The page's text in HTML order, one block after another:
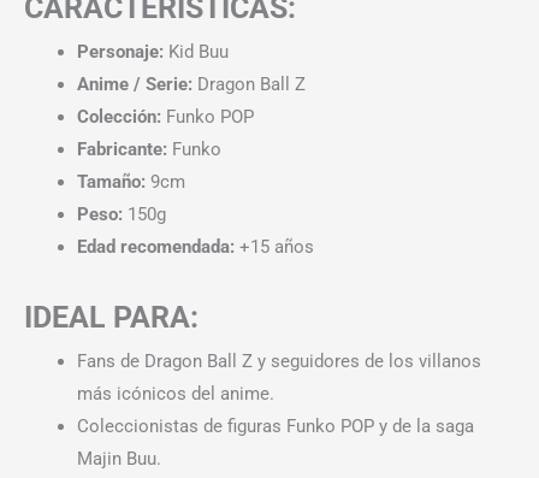
CARACTERÍSTICAS:
Personaje: Kid Buu
Anime / Serie: Dragon Ball Z
Colección: Funko POP
Fabricante: Funko
Tamaño: 9cm
Peso: 150g
Edad recomendada: +15 años
IDEAL PARA:
Fans de Dragon Ball Z y seguidores de los villanos
más icónicos del anime.
Coleccionistas de figuras Funko POP y de la saga
Majin Buu.